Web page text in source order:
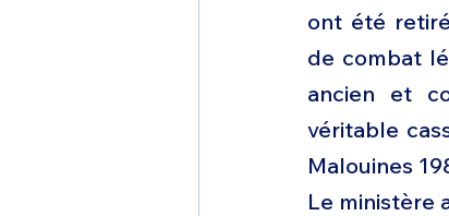
ont été
de combat
ancien et
véritable
Malouines
Le ministère